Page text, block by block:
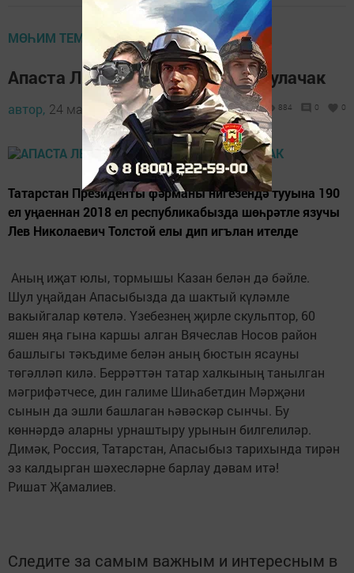
МӨҺИМ ТЕМА
Апаста Лев Толстой бюсты да булачак
автор, 24 март 2018 - 08:35 884 0 0
Татарстан Президенты фәрманы нигезендә тууына 190
ел уңаеннан 2018 ел республикабызда шөһрәтле язучы
Лев Николаевич Толстой елы дип игълан ителде
Аның иҗат юлы, тормышы Казан белән дә бәйле.
Шул уңайдан Апасыбызда да шактый күләмле
вакыйгалар көтелә. Үзебезнең җирле скульптор, 60
яшен яңа гына каршы алган Вячеслав Носов район
башлыгы тәкъдиме белән аның бюстын ясауны
төгәлләп килә. Беррәттән татар халкының танылган
мәгрифәтчесе, дин галиме Шиһабетдин Мәрҗәни
сынын да эшли башлаган һәвәскәр сынчы. Бу
көннәрдә аларны урнаштыру урынын билгелиләр.
Димәк, Россия, Татарстан, Апасыбыз тарихында тирән
эз калдырган шәхесләрне барлау дәвам итә!
Ришат Җамалиев.
Следите за самым важным и интересным в